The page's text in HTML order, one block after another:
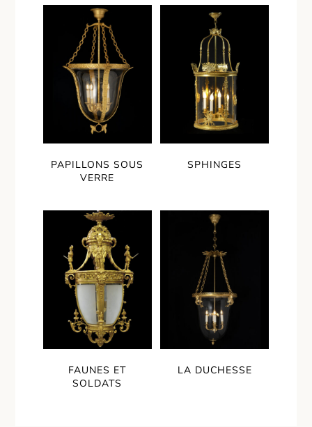
PAPILLONS SOUS
VERRE
SPHINGES
FAUNES ET
SOLDATS
LA DUCHESSE